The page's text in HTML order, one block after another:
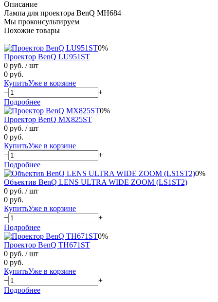
Описание
Лампа для проектора BenQ MH684
Мы проконсультируем
Похожие товары
0%
Проектор BenQ LU951ST
0 руб. / шт
0 руб.
КупитьУже в корзине
−
+
Подробнее
0%
Проектор BenQ MX825ST
0 руб. / шт
0 руб.
КупитьУже в корзине
−
+
Подробнее
0%
Объектив BenQ LENS ULTRA WIDE ZOOM (LS1ST2)
0 руб. / шт
0 руб.
КупитьУже в корзине
−
+
Подробнее
0%
Проектор BenQ TH671ST
0 руб. / шт
0 руб.
КупитьУже в корзине
−
+
Подробнее